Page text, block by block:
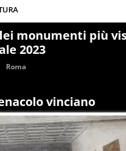
monumenti più
2023
Roma
vinciano